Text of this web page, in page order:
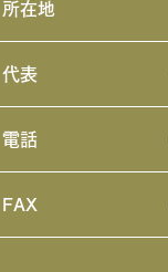
所在地
代表
電話
FAX